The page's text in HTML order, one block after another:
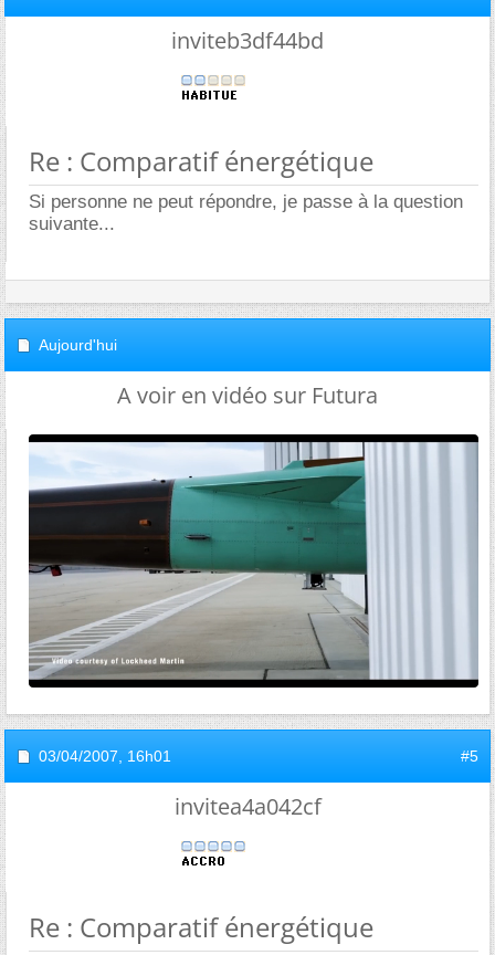
inviteb3df44bd
Re : Comparatif énergétique
Si personne ne peut répondre, je passe à la question
suivante...
Aujourd'hui
A voir en vidéo sur Futura
03/04/2007, 16h01 #5
invitea4a042cf
Re : Comparatif énergétique